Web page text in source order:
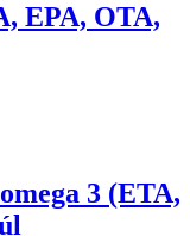
EPA, OTA,
3 (ETA,